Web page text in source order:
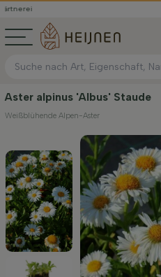
Aster alpinus 'Albus' Staude
Weißblühende Alpen-Aster